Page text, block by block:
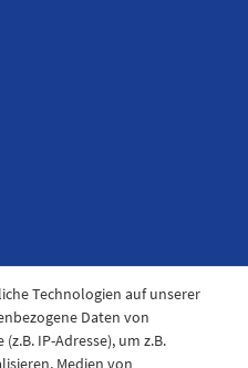
Technologien auf unserer
Daten von
IP-Adresse), um z.B.
Medien von